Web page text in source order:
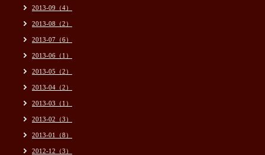
2013-09（4）
2013-08（2）
2013-07（6）
2013-06（1）
2013-05（2）
2013-04（2）
2013-03（1）
2013-02（3）
2013-01（8）
2012-12（3）